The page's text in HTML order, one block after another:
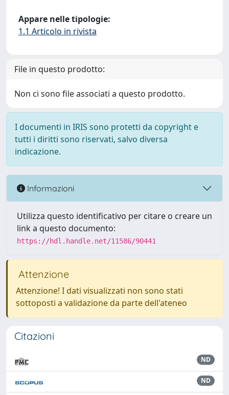
Appare nelle tipologie:
1.1 Articolo in rivista
File in questo prodotto:
Non ci sono file associati a questo prodotto.
I documenti in IRIS sono protetti da copyright e
tutti i diritti sono riservati, salvo diversa
indicazione.
Informazioni
Utilizza questo identificativo per citare o creare un
link a questo documento:
https://hdl.handle.net/11586/90441
Attenzione
Attenzione! I dati visualizzati non sono stati
sottoposti a validazione da parte dell'ateneo
Citazioni
ND
ND